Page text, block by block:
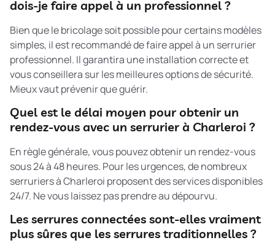
dois-je faire appel à un professionnel ?
Bien que le bricolage soit possible pour certains modèles
simples, il est recommandé de faire appel à un serrurier
professionnel. Il garantira une installation correcte et
vous conseillera sur les meilleures options de sécurité.
Mieux vaut prévenir que guérir.
Quel est le délai moyen pour obtenir un
rendez-vous avec un serrurier à Charleroi ?
En règle générale, vous pouvez obtenir un rendez-vous
sous 24 à 48 heures. Pour les urgences, de nombreux
serruriers à Charleroi proposent des services disponibles
24/7. Ne vous laissez pas prendre au dépourvu.
Les serrures connectées sont-elles vraiment
plus sûres que les serrures traditionnelles ?